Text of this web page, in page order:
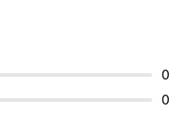
0
0